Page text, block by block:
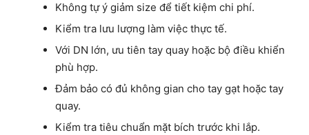
Không tự ý giảm size để tiết kiệm chi phí.
Kiểm tra lưu lượng làm việc thực tế.
Với DN lớn, ưu tiên tay quay hoặc bộ điều khiển
phù hợp.
Đảm bảo có đủ không gian cho tay gạt hoặc tay
quay.
Kiểm tra tiêu chuẩn mặt bích trước khi lắp.